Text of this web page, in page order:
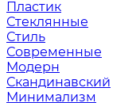
Пластик
Стеклянные
Стиль
Современные
Модерн
Скандинавский
Минимализм